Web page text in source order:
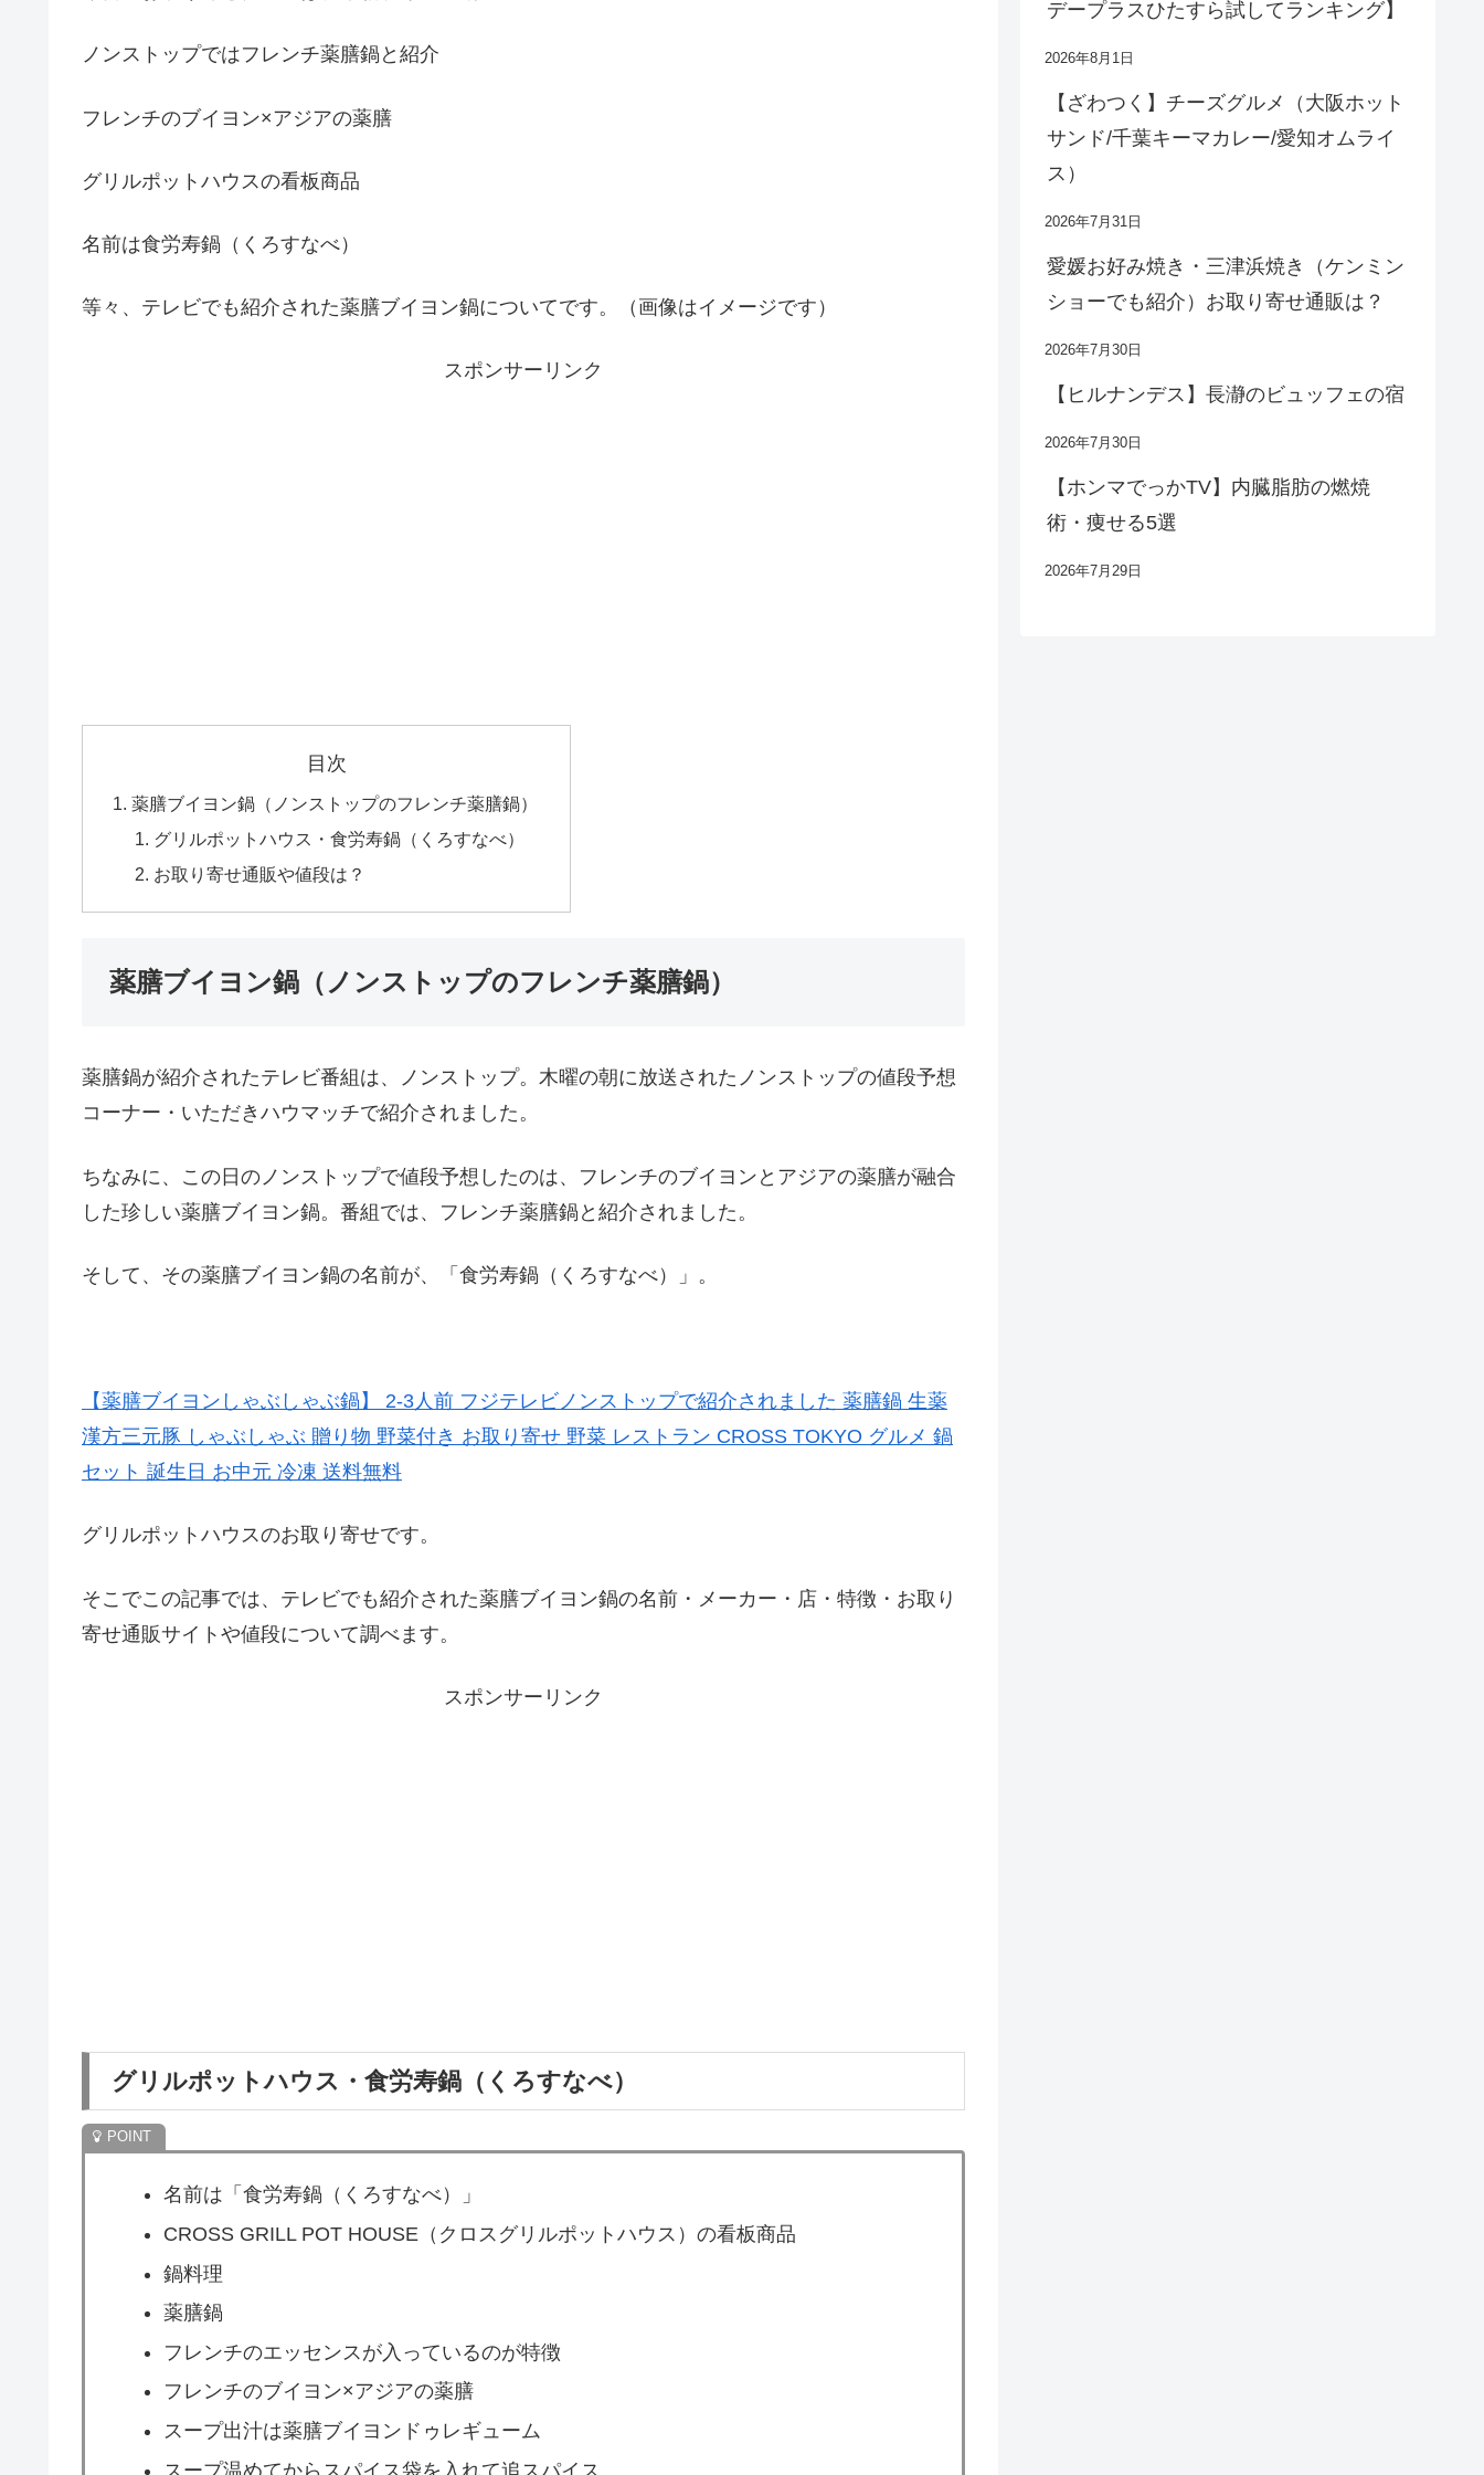
ノンストップではフレンチ薬膳鍋と紹介
フレンチのブイヨン×アジアの薬膳
グリルポットハウスの看板商品
名前は食労寿鍋（くろすなべ）
等々、テレビでも紹介された薬膳ブイヨン鍋についてです。（画像はイメージです）
スポンサーリンク
目次
薬膳ブイヨン鍋（ノンストップのフレンチ薬膳鍋）
グリルポットハウス・食労寿鍋（くろすなべ）
お取り寄せ通販や値段は？
薬膳ブイヨン鍋（ノンストップのフレンチ薬膳鍋）
薬膳鍋が紹介されたテレビ番組は、ノンストップ。木曜の朝に放送されたノンストップの値段予想
コーナー・いただきハウマッチで紹介されました。
ちなみに、この日のノンストップで値段予想したのは、フレンチのブイヨンとアジアの薬膳が融合
した珍しい薬膳ブイヨン鍋。番組では、フレンチ薬膳鍋と紹介されました。
そして、その薬膳ブイヨン鍋の名前が、「食労寿鍋（くろすなべ）」。
【薬膳ブイヨンしゃぶしゃぶ鍋】 2-3人前 フジテレビノンストップで紹介されました 薬膳鍋 生薬
漢方三元豚 しゃぶしゃぶ 贈り物 野菜付き お取り寄せ 野菜 レストラン CROSS TOKYO グルメ 鍋
セット 誕生日 お中元 冷凍 送料無料
グリルポットハウスのお取り寄せです。
そこでこの記事では、テレビでも紹介された薬膳ブイヨン鍋の名前・メーカー・店・特徴・お取り
寄せ通販サイトや値段について調べます。
スポンサーリンク
グリルポットハウス・食労寿鍋（くろすなべ）
名前は「食労寿鍋（くろすなべ）」
CROSS GRILL POT HOUSE（クロスグリルポットハウス）の看板商品
鍋料理
薬膳鍋
フレンチのエッセンスが入っているのが特徴
フレンチのブイヨン×アジアの薬膳
スープ出汁は薬膳ブイヨンドゥレギューム
スープ温めてからスパイス袋を入れて追スパイス
デープラスひたすら試してランキング】
2026年8月1日
【ざわつく】チーズグルメ（大阪ホット
サンド/千葉キーマカレー/愛知オムライ
ス）
2026年7月31日
愛媛お好み焼き・三津浜焼き（ケンミン
ショーでも紹介）お取り寄せ通販は？
2026年7月30日
【ヒルナンデス】長瀞のビュッフェの宿
2026年7月30日
【ホンマでっかTV】内臓脂肪の燃焼
術・痩せる5選
2026年7月29日